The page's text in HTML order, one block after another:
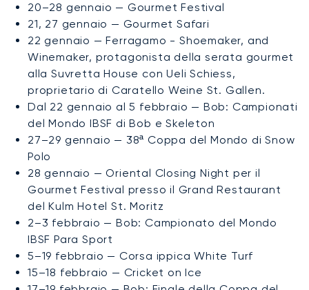
20–28 gennaio — Gourmet Festival
21, 27 gennaio — Gourmet Safari
22 gennaio — Ferragamo - Shoemaker, and
Winemaker, protagonista della serata gourmet
alla Suvretta House con Ueli Schiess,
proprietario di Caratello Weine St. Gallen.
Dal 22 gennaio al 5 febbraio — Bob: Campionati
del Mondo IBSF di Bob e Skeleton
27–29 gennaio — 38ª Coppa del Mondo di Snow
Polo
28 gennaio — Oriental Closing Night per il
Gourmet Festival presso il Grand Restaurant
del Kulm Hotel St. Moritz
2–3 febbraio — Bob: Campionato del Mondo
IBSF Para Sport
5–19 febbraio — Corsa ippica White Turf
15–18 febbraio — Cricket on Ice